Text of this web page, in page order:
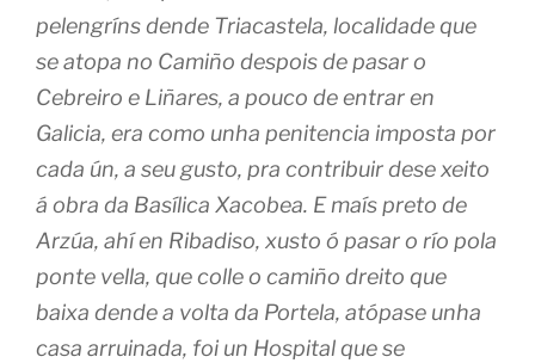
pelengríns dende Triacastela, localidade que
se atopa no Camiño despois de pasar o
Cebreiro e Liñares, a pouco de entrar en
Galicia, era como unha penitencia imposta por
cada ún, a seu gusto, pra contribuir dese xeito
á obra da Basílica Xacobea. E maís preto de
Arzúa, ahí en Ribadiso, xusto ó pasar o río pola
ponte vella, que colle o camiño dreito que
baixa dende a volta da Portela, atópase unha
casa arruinada, foi un Hospital que se